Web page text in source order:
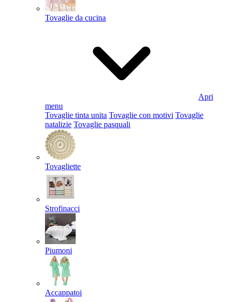
Tovaglie da cucina
Apri
menu
Tovaglie tinta unita Tovaglie con motivi Tovaglie
natalizie Tovaglie pasquali
Tovagliette
Strofinacci
Piumoni
Accappatoi